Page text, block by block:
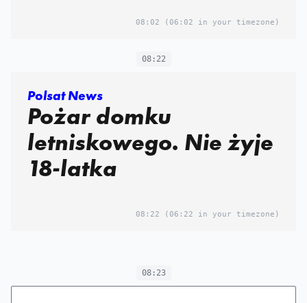
08:02 (06:02 in your timezone)
08:22
Polsat News
Pożar domku
letniskowego. Nie żyje
18-latka
08:22 (06:22 in your timezone)
08:23